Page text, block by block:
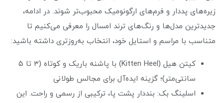
زیره‌های پددار و فرم‌های ارگونومیک محبوب‌تر شوند. در ادامه،
جدیدترین مدل‌ها و رنگ‌های ترند امسال را معرفی می‌کنیم تا
متناسب با مراسم و استایل خود، انتخاب به‌روزتری داشته باشید:
کیتن هیل (Kitten Heel) با پاشنه باریک و کوتاه (۳ تا ۵
سانتی‌متر)؛ گزینه ایده‌آل برای مجالس طولانی
اسلینگ‌ بک: بنددار پشت پا، ترکیبی از رسمی و راحت. این